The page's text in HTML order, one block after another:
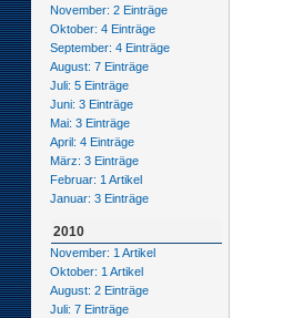
November: 2 Einträge
Oktober: 4 Einträge
September: 4 Einträge
August: 7 Einträge
Juli: 5 Einträge
Juni: 3 Einträge
Mai: 3 Einträge
April: 4 Einträge
März: 3 Einträge
Februar: 1 Artikel
Januar: 3 Einträge
2010
November: 1 Artikel
Oktober: 1 Artikel
August: 2 Einträge
Juli: 7 Einträge